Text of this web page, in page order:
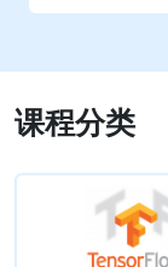
和日志
课程分类